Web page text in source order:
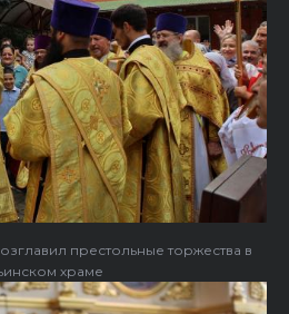
престольные торжества в
храме